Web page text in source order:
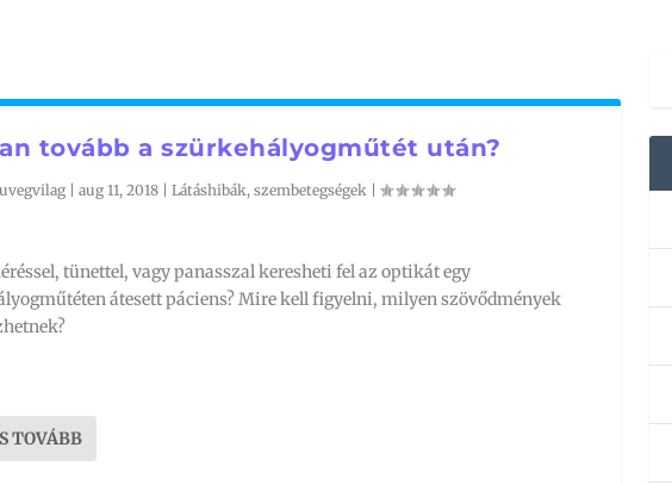
tovább a szürkehályogműtét után?
|aug 11, 2018 |Látáshibák, szembetegségek |
tünettel, vagy panasszal keresheti fel az optikát egy
átesett páciens? Mire kell figyelni, milyen szövődmények
TOVÁBB